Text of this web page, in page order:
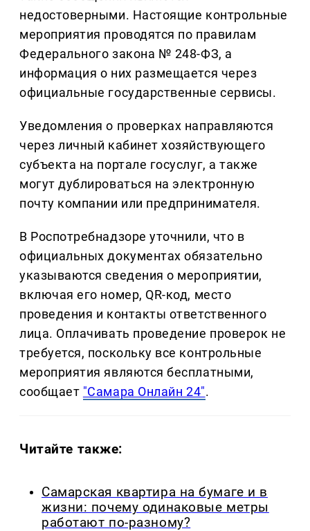
недостоверными. Настоящие контрольные
мероприятия проводятся по правилам
Федерального закона № 248-ФЗ, а
информация о них размещается через
официальные государственные сервисы.
Уведомления о проверках направляются
через личный кабинет хозяйствующего
субъекта на портале госуслуг, а также
могут дублироваться на электронную
почту компании или предпринимателя.
В Роспотребнадзоре уточнили, что в
официальных документах обязательно
указываются сведения о мероприятии,
включая его номер, QR-код, место
проведения и контакты ответственного
лица. Оплачивать проведение проверок не
требуется, поскольку все контрольные
мероприятия являются бесплатными,
сообщает "Самара Онлайн 24".
Читайте также:
Самарская квартира на бумаге и в
жизни: почему одинаковые метры
работают по-разному?